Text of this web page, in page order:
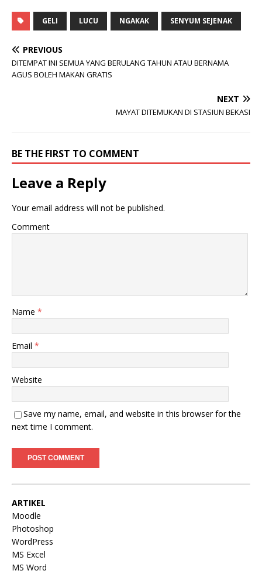
GELI LUCU NGAKAK SENYUM SEJENAK
PREVIOUS
DITEMPAT INI SEMUA YANG BERULANG TAHUN ATAU BERNAMA
AGUS BOLEH MAKAN GRATIS
NEXT
MAYAT DITEMUKAN DI STASIUN BEKASI
BE THE FIRST TO COMMENT
Leave a Reply
Your email address will not be published.
Comment
Name *
Email *
Website
Save my name, email, and website in this browser for the
next time I comment.
ARTIKEL
Moodle
Photoshop
WordPress
MS Excel
MS Word